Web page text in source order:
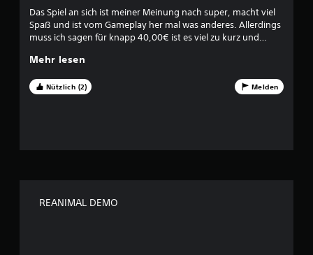
n
g
:
4
2
9
Das Spiel an sich ist meiner Meinung nach super, macht viel
Spaß und ist vom Gameplay her mal was anderes. Allerdings
muss ich sagen für knapp 40,00€ ist es viel zu kurz und
nicht einfach durchgerusht sondern haben uns jede Ecke
Empfehlenswert: Ja, aber nicht für den Preis.
Mehr lesen
Nützlich (2) Melden
REANIMAL DEMO